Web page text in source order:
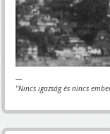
---
"Nincs igazság és nincs